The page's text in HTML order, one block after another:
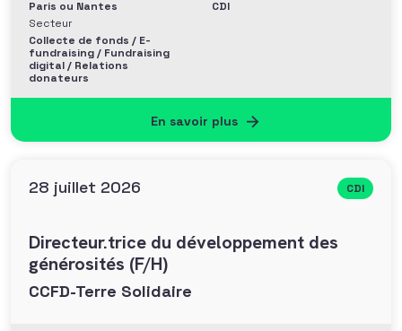
Paris ou Nantes
Secteur
Collecte de fonds / E-
fundraising / Fundraising
digital / Relations
donateurs
CDI
En savoir plus
28 juillet 2026 CDI
Directeur.trice du développement des
générosités (F/H)
CCFD-Terre Solidaire